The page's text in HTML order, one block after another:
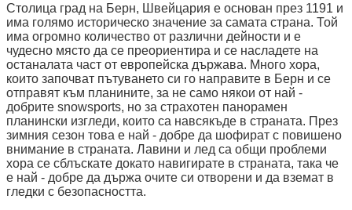
Столица град на Берн, Швейцария е основан през 1191 и
има голямо историческо значение за самата страна. Той
има огромно количество от различни дейности и е
чудесно място да се преориентира и се насладете на
останалата част от европейска държава. Много хора,
които започват пътуването си го направите в Берн и се
отправят към планините, за не само някои от най -
добрите snowsports, но за страхотен панорамен
планински изгледи, които са навсякъде в страната. През
зимния сезон това е най - добре да шофират с повишено
внимание в страната. Лавини и лед са общи проблеми
хора се сблъскате докато навигирате в страната, така че
е най - добре да държа очите си отворени и да вземат в
гледки с безопасността.